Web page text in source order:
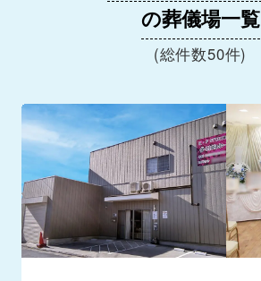
の葬儀場一覧
(総件数50件)